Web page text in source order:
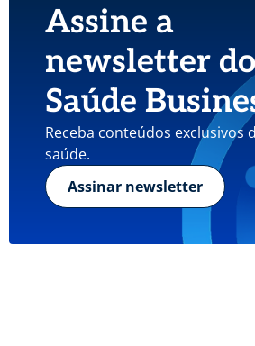
Assine a
newsletter do
Saúde
Receba conteúdos exclusivos
saúde.
Assinar newsletter